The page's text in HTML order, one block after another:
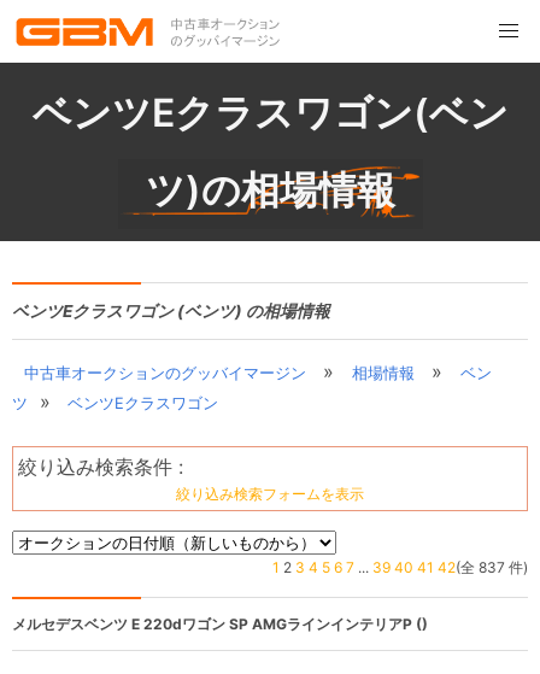
ベンツEクラスワゴン(ベン
ツ)の相場情報
ベンツEクラスワゴン (ベンツ) の相場情報
中古車オークションのグッバイマージン » 相場情報 »
ベン
ツ
» ベンツEクラスワゴン
絞り込み検索条件 :
絞り込み検索フォームを表示
1 2 3 4 5 6 7 ... 39 40 41 42(全 837 件)
メルセデスベンツ E 220dワゴン SP AMGラインインテリアP ()